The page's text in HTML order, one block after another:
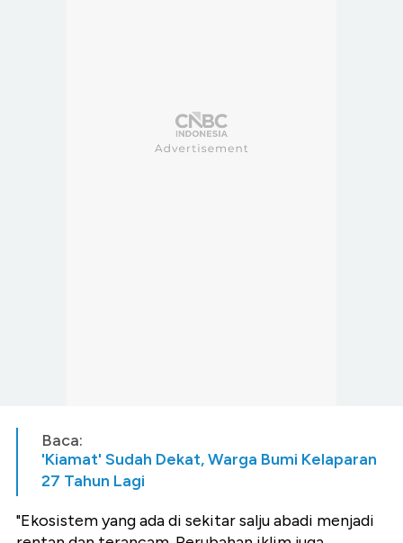
Baca:
'Kiamat' Sudah Dekat, Warga Bumi Kelaparan
27 Tahun Lagi
"Ekosistem yang ada di sekitar salju abadi menjadi